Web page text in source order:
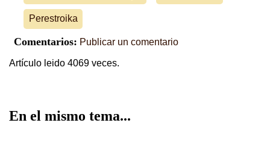
Perestroika
Comentarios: Publicar un comentario
Artículo leido 4069 veces.
En el mismo tema...